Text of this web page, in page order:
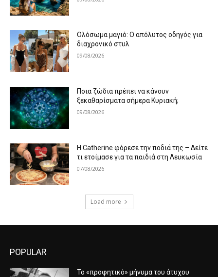
Ολόσωμα μαγιό: Ο απόλυτος οδηγός για
διαχρονικό στυλ
09/08/2026
Ποια ζώδια πρέπει να κάνουν
ξεκαθαρίσματα σήμερα Κυριακή;
09/08/2026
Η Catherine φόρεσε την ποδιά της – Δείτε
τι ετοίμασε για τα παιδιά στη Λευκωσία
07/08/2026
Load more
POPULAR
Το «προφητικό» μήνυμα του άτυχου